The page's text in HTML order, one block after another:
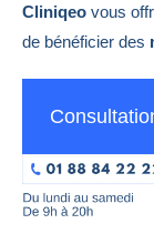
Cliniqeo vous
de bénéficier des